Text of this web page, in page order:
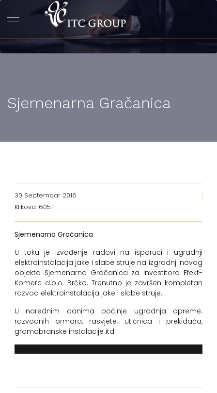
Sjemenarna Gračanica
30 Septembar 2016
Klikova: 6051
Sjemenarna Gračanica
U toku je izvođenje radovi na isporuci i ugradnji
elektroinstalacija jake i slabe struje na izgradnji novog
objekta Sjemenarna Gračanica za investitora Efekt-
Komerc d.o.o. Brčko. Trenutno je završen kompletan
razvod elektroinstalacija jake i slabe struje.
U narednim danima počinje ugradnja opreme:
razvodnih ormara, rasvjete, utičnica i prekidača,
gromobranske instalacije itd.